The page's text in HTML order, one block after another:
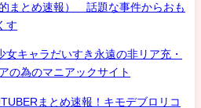
まとめ速報） 話題な事件からおも
す
女キャラだいすき永遠の非リア充・
の為のマニアックサイト
まとめ速報！キモデブロリコ